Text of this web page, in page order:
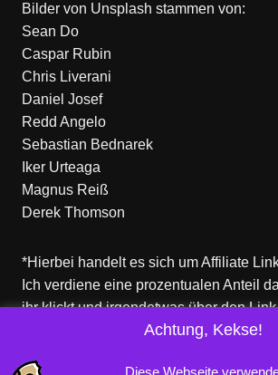
Bilder von Unsplash stammen von:
Sean Do
Caspar Rubin
Chris Liverani
Daniel Josef
Redd Angelo
Sebastian Bednarek
Iker Urteaga
Magnus Reiß
Derek Thomson
*Hierbei handelt es sich um Affiliate
Ich verdiene eine prozentualen Anteil
ihr klickt und irgendetwas über den
Produkte dort sind aber nicht von mir!
Achtung, Kekse!
Diese Webseite